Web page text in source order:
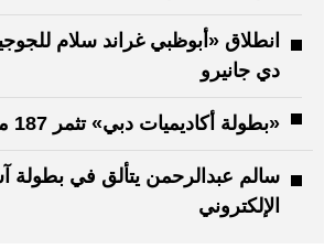
انطلاق «أبوظبي غراند سلام
دي جانيرو
«بطولة أكاديميات دبي» تثمر 187 موهبة كروية
سالم عبدالرحمن يتألق في بطولة
الإلكتروني